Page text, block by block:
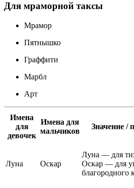
Для мраморной таксы
Мрамор
Пятнышко
Граффити
Марбл
Арт
Имена
для
девочек
Имена для
мальчиков
Значение /
Луна Оскар
Луна — для
Оскар — для
благородного